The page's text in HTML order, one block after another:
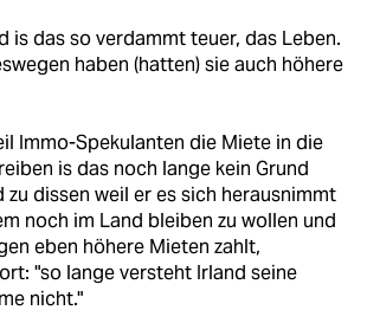
is das so verdammt teuer, das Leben.
haben (hatten) sie auch höhere
Immo-Spekulanten die Miete in die
is das noch lange kein Grund
zu dissen weil er es sich herausnimmt
noch im Land bleiben zu wollen und
eben höhere Mieten zahlt,
"so lange versteht Irland seine
nicht."